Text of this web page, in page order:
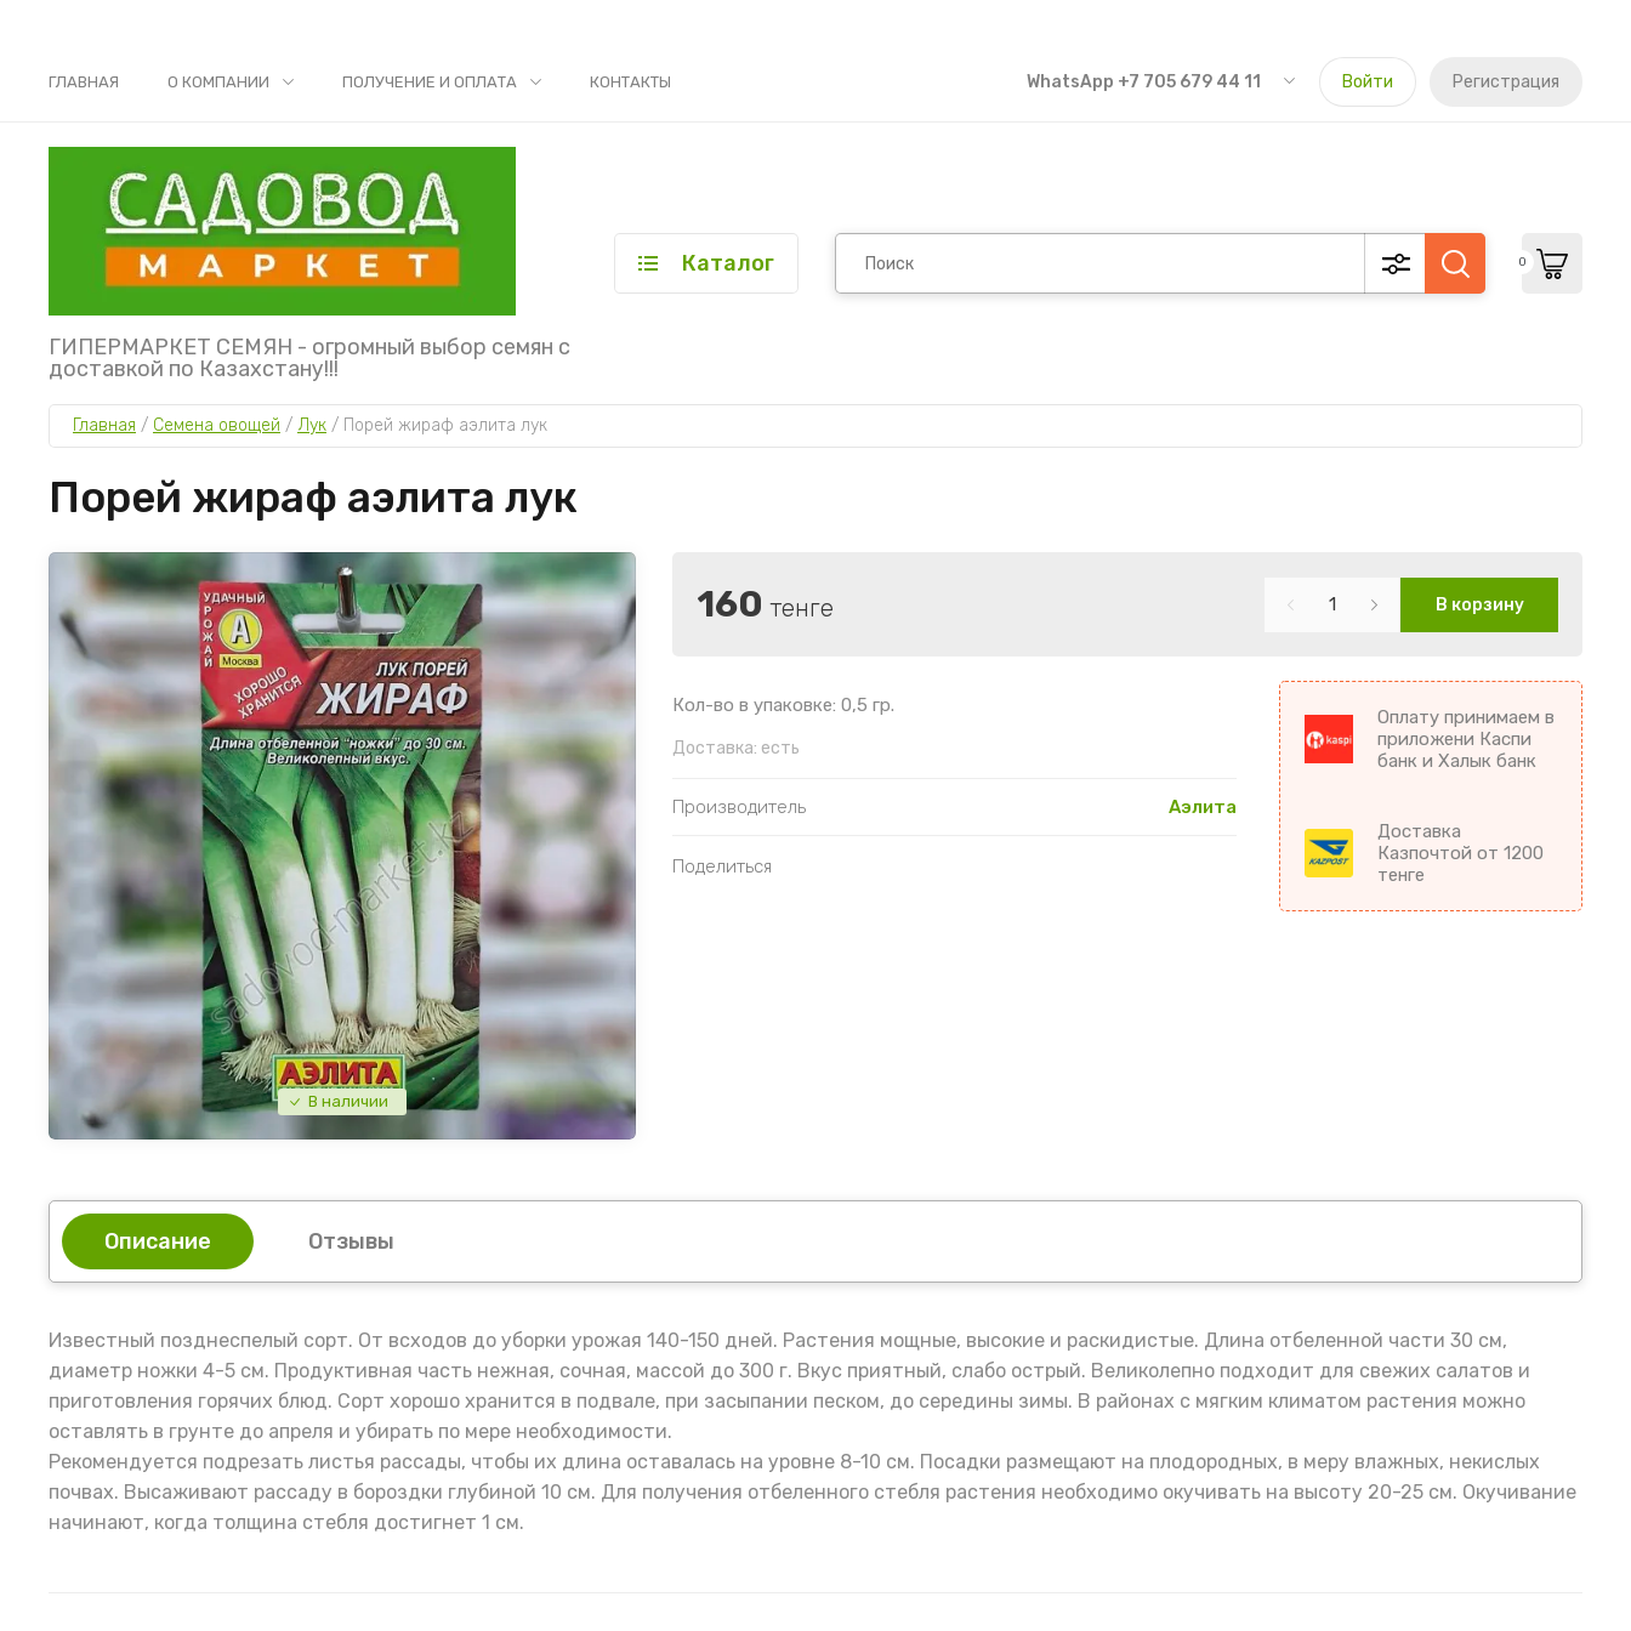
ГЛАВНАЯ О КОМПАНИИ ПОЛУЧЕНИЕ И ОПЛАТА КОНТАКТЫ WhatsApp +7 705 679 44 11 Войти Регистрация
ГИПЕРМАРКЕТ СЕМЯН - огромный выбор семян с
доставкой по Казахстану!!!
Каталог 0
Главная / Семена овощей / Лук / Порей жираф аэлита лук
Порей жираф аэлита лук
В наличии
160 тенге В корзину
Кол-во в упаковке: 0,5 гр.
Доставка: есть
Производитель Аэлита
Поделиться
Оплату принимаем в
приложени Каспи
банк и Халык банк
Доставка
Казпочтой от 1200
тенге
Описание Отзывы
Известный позднеспелый сорт. От всходов до уборки урожая 140-150 дней. Растения мощные, высокие и раскидистые. Длина отбеленной части 30 см,
диаметр ножки 4-5 см. Продуктивная часть нежная, сочная, массой до 300 г. Вкус приятный, слабо острый. Великолепно подходит для свежих салатов и
приготовления горячих блюд. Сорт хорошо хранится в подвале, при засыпании песком, до середины зимы. В районах с мягким климатом растения можно
оставлять в грунте до апреля и убирать по мере необходимости.
Рекомендуется подрезать листья рассады, чтобы их длина оставалась на уровне 8-10 см. Посадки размещают на плодородных, в меру влажных, некислых
почвах. Высаживают рассаду в бороздки глубиной 10 см. Для получения отбеленного стебля растения необходимо окучивать на высоту 20-25 см. Окучивание
начинают, когда толщина стебля достигнет 1 см.